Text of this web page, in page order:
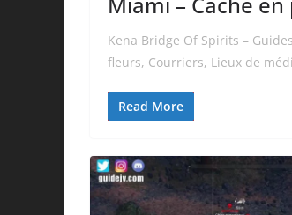
Kena Bridge Of Spirits –
fleurs, Courriers, Lieux de
Read More